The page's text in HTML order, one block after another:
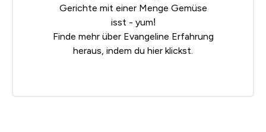
Gerichte mit einer Menge Gemüse
isst - yum!
Finde mehr über Evangeline Erfahrung
heraus, indem du hier klickst